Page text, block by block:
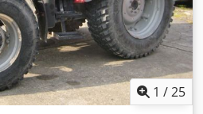
para libros Prensa para
Fabricado por Schmedt,
en muy buenas condiciones y
técnicas: Formato
Peso: 220 kg Alimentación
El precio es por un1 /25